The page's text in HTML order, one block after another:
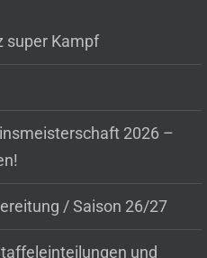
super Kampf
2026 –
/ Saison 26/27
und